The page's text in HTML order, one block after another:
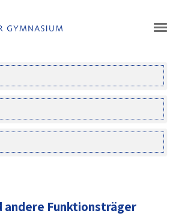
andere Funktionsträger